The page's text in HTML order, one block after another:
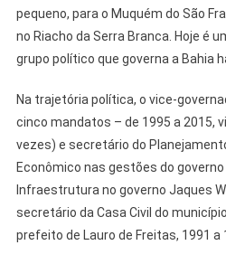
pequeno, para o Muquém do São
no Riacho da Serra Branca. Hoje é
grupo político que governa a Bahia
Na trajetória política, o vice-
cinco mandatos – de 1995 a 2015,
vezes) e secretário do
Econômico nas gestões do
Infraestrutura no governo Jaques
secretário da Casa Civil do
prefeito de Lauro de Freitas, 1991 a